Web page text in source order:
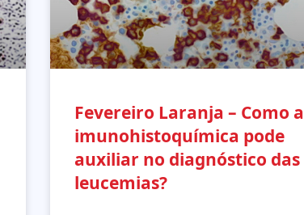
Fevereiro Laranja – Como a
imunohistoquímica pode
auxiliar no diagnóstico das
leucemias?